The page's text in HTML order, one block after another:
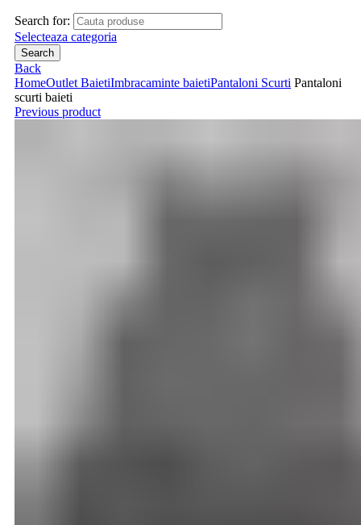
Search for:
Selecteaza categoria
Search
Back
HomeOutlet BaietiImbracaminte baietiPantaloni Scurti Pantaloni
scurti baieti
Previous product